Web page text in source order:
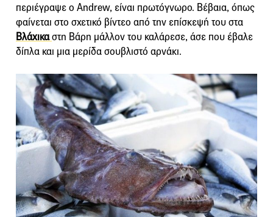
περιέγραψε ο Andrew, είναι πρωτόγνωρο. Βέβαια, όπως
φαίνεται στο σχετικό βίντεο από την επίσκεψή του στα
Βλάχικαστη Βάρη μάλλον του καλάρεσε, άσε που έβαλε
δίπλα και μια μερίδα σουβλιστό αρνάκι.